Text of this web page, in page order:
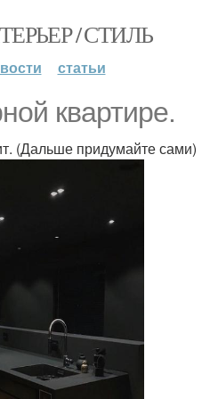
/ СТИЛЬ
статьи
квартире.
(Дальше придумайте сами)